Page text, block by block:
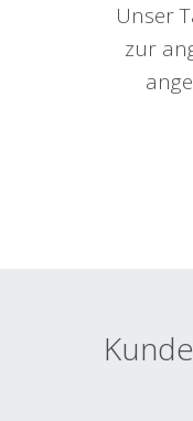
Unser
zur